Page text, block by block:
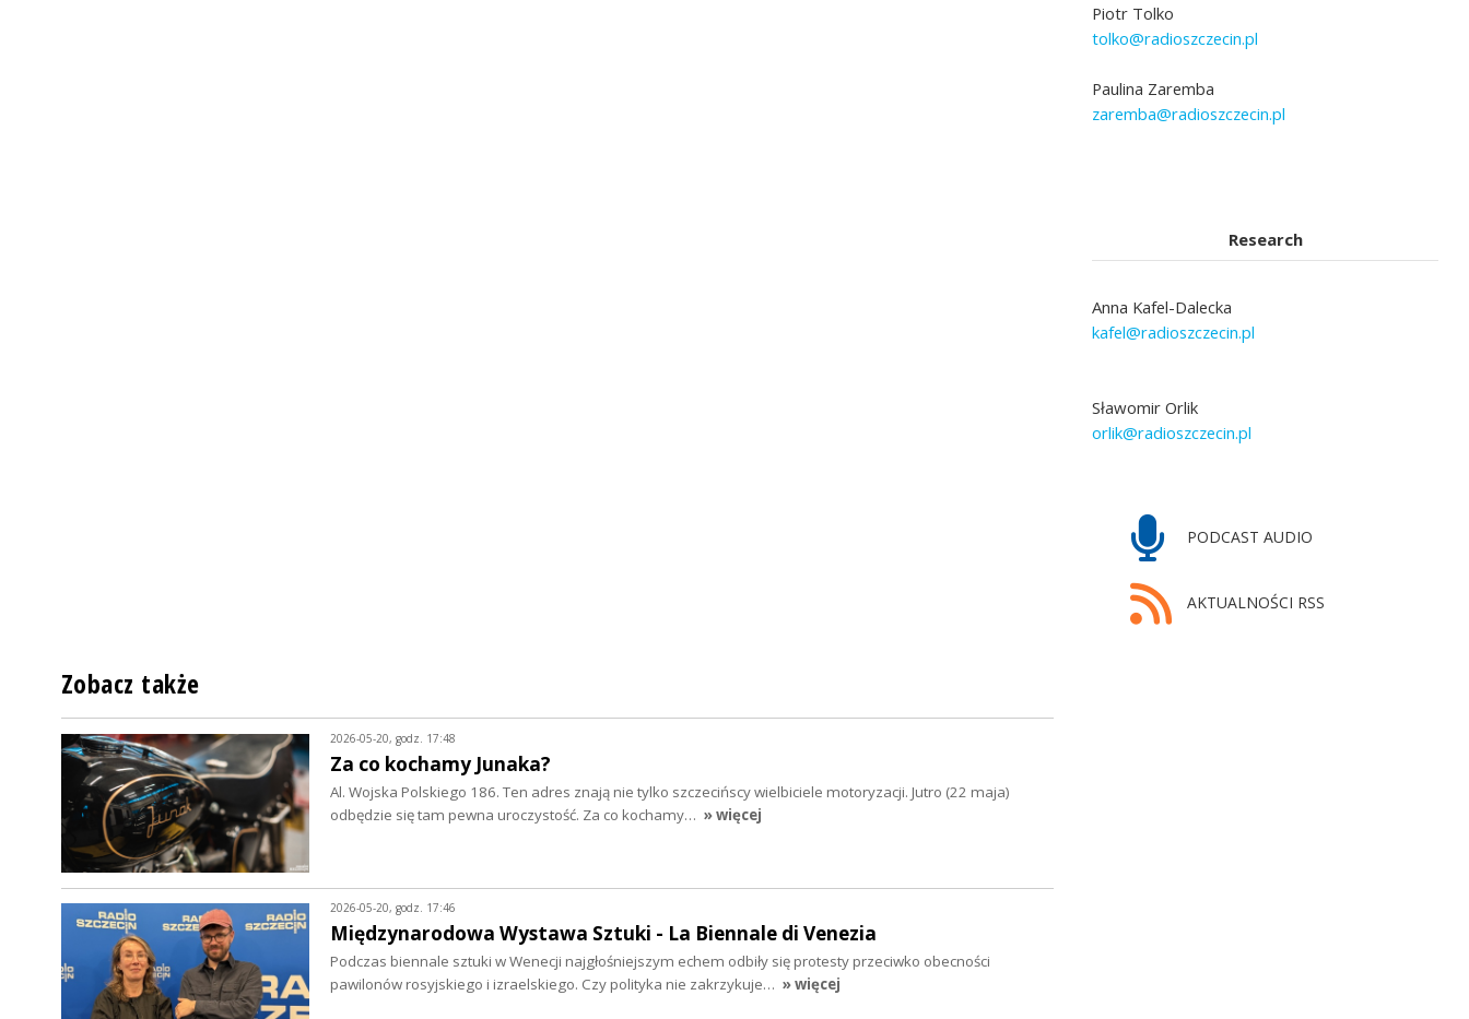
Piotr Tolko
tolko@radioszczecin.pl
Paulina Zaremba
zaremba@radioszczecin.pl
Research
Anna Kafel-Dalecka
kafel@radioszczecin.pl
Sławomir Orlik
orlik@radioszczecin.pl
PODCAST AUDIO
AKTUALNOŚCI RSS
Zobacz także
2026-05-20, godz. 17:48
Za co kochamy Junaka?
Al. Wojska Polskiego 186. Ten adres znają nie tylko szczecińscy wielbiciele motoryzacji. Jutro (22 maja)
odbędzie się tam pewna uroczystość. Za co kochamy… » więcej
2026-05-20, godz. 17:46
Międzynarodowa Wystawa Sztuki - La Biennale di Venezia
Podczas biennale sztuki w Wenecji najgłośniejszym echem odbiły się protesty przeciwko obecności
pawilonów rosyjskiego i izraelskiego. Czy polityka nie zakrzykuje… » więcej